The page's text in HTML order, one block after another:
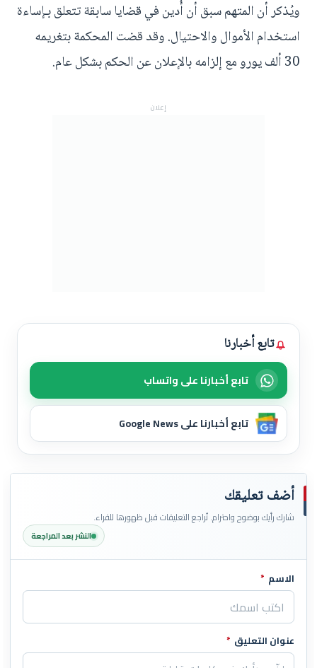
ويُذكر أن المتهم سبق أن أُدين في قضايا سابقة تتعلق بـإساءة
استخدام الأموال والاحتيال. وقد قضت المحكمة بتغريمه
30 ألف يورو مع إلزامه بالإعلان عن الحكم بشكل عام.
إعلان
تابع أخبارنا
تابع أخبارنا على واتساب
تابع أخبارنا على Google News
أضف تعليقك
شارك رأيك بوضوح واحترام. تُراجع التعليقات قبل ظهورها للقراء.
النشر بعد المراجعة
اترك هذا الحقل فارغاً
الاسم *
عنوان التعليق *